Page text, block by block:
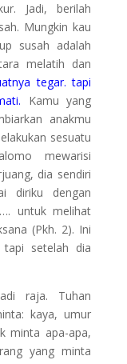
Jadi, berilah
Mungkin kau
susah adalah
melatih dan
tegar. tapi
Kamu yang
anakmu
sesuatu
mewarisi
dia sendiri
diriku dengan
untuk melihat
(Pkh. 2). Ini
setelah dia
raja. Tuhan
kaya, umur
minta apa-apa,
yang minta